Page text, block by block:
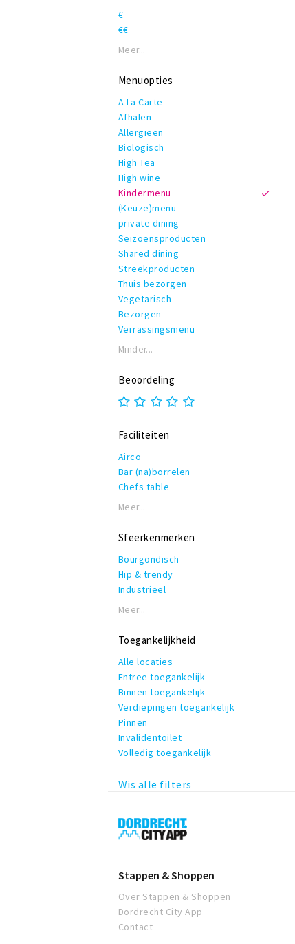
€
€€
Meer...
Menuopties
A La Carte
Afhalen
Allergieën
Biologisch
High Tea
High wine
Kindermenu
(Keuze)menu
private dining
Seizoensproducten
Shared dining
Streekproducten
Thuis bezorgen
Vegetarisch
Bezorgen
Verrassingsmenu
Minder...
Beoordeling
Faciliteiten
Airco
Bar (na)borrelen
Chefs table
Garderobe
Rolstoeltoegankelijk
Kindvriendelijk
Private dining
Reserveren mogelijk
Terras of binnentuin
WiFi
Meer...
Sfeerkenmerken
Bourgondisch
Hip & trendy
Industrieel
Modern
Vintage
Zakelijk & formeel
Meer...
Toegankelijkheid
Alle locaties
Entree toegankelijk
Binnen toegankelijk
Verdiepingen toegankelijk
Pinnen
Invalidentoilet
Volledig toegankelijk
Wis alle filters
Dordrecht
City
Stappen & Shoppen
Over Stappen & Shoppen
Dordrecht City App
Contact